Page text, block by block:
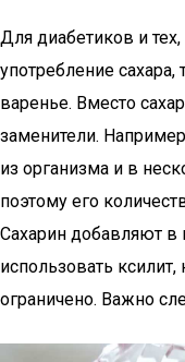
Для диабетиков и
употребление
варенье. Вместо
заменители.
из организма и в
поэтому его
Сахарин добавляют
использовать
ограничено. Важно